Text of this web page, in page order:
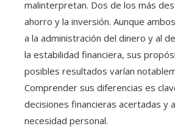
malinterpretan. Dos de los más
ahorro y la inversión. Aunque
a la administración del dinero y al
la estabilidad financiera, sus
posibles resultados varían
Comprender sus diferencias es
decisiones financieras acertadas y
necesidad personal.